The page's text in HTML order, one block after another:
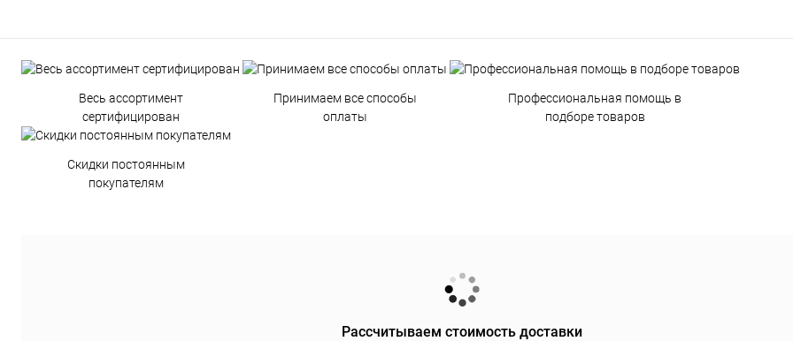
Весь ассортимент
сертифицирован
Принимаем все способы
оплаты
Профессиональная помощь в
подборе товаров
Скидки постоянным
покупателям
Рассчитываем стоимость доставки